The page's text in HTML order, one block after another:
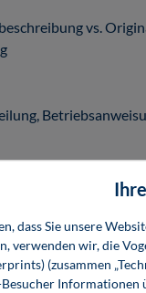
vs.
kennen
sicher
dass Sie unsere
verwenden wir, die
(zusammen
Informationen